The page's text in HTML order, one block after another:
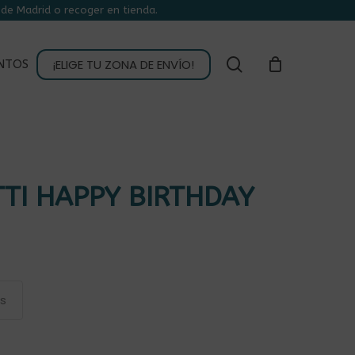
Madrid o recoger en tienda.
¡ELIGE TU ZONA DE ENVÍO! buscar
HAPPY BIRTHDAY